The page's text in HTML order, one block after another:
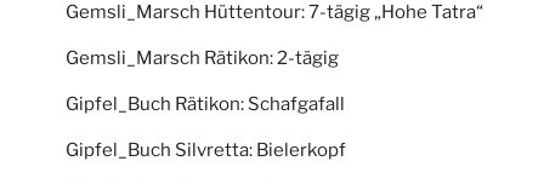
Gemsli_Marsch Hüttentour: 7-tägig „Hohe Tatra“
Gemsli_Marsch Rätikon: 2-tägig
Gipfel_Buch Rätikon: Schafgafall
Gipfel_Buch Silvretta: Bielerkopf